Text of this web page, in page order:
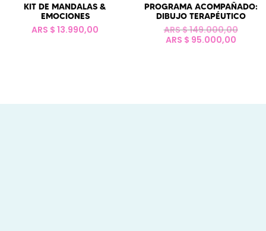
KIT DE MANDALAS &
EMOCIONES
ARS $ 13.990,00
PROGRAMA ACOMPAÑADO:
DIBUJO TERAPÉUTICO
ARS $149.000,00El
ARS $ 95.000,00El